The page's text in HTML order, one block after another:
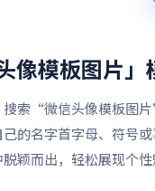
像模板图片」
索“微信头像模板图
的名字首字母、符号
颖而出，轻松展现个性